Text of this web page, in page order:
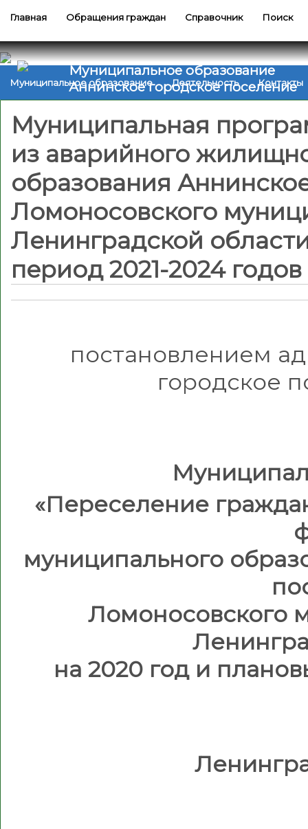
Главная Обращения граждан Справочник Поиск
Муниципальное образование
Аннинское городское поселение
Муниципальное образование Деятельность Контакты
Муниципальная
из аварийного
образования
Ломоносовского
Ленинградской
период 2021-2024 годов
постановлением
городское
«Переселение
муниципального
Ломоносовского
на 2020 год и